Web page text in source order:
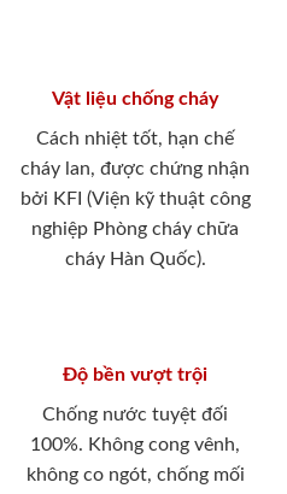
Vật liệu chống cháy
Cách nhiệt tốt, hạn chế
cháy lan, được chứng nhận
bởi KFI (Viện kỹ thuật công
nghiệp Phòng cháy chữa
cháy Hàn Quốc).
Độ bền vượt trội
Chống nước tuyệt đối
100%. Không cong vênh,
không co ngót, chống mối